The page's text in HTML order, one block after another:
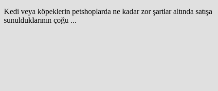
Kedi veya köpeklerin petshoplarda ne kadar zor şartlar altında satışa
sunulduklarının çoğu ...